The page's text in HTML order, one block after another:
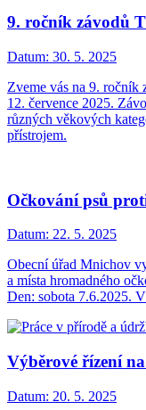
9. ročník závodů
Datum: 30. 5. 2025
Zveme vás na 9.
12. července 2025.
různých věkových
přístrojem.
Očkování psů
Datum: 22. 5. 2025
Obecní úřad Mnichov
a místa hromadného
Den: sobota 7.6.2025.
Výběrové řízení
Datum: 20. 5. 2025